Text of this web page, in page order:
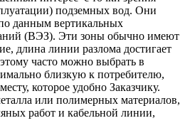
подземных вод. Они
данным вертикальных
(ВЭЗ). Эти зоны обычно имеют
длина линии разлома достигает
часто можно выбрать в
близкую к потребителю,
которое удобно Заказчику.
или полимерных материалов,
работ и кабельной линии,